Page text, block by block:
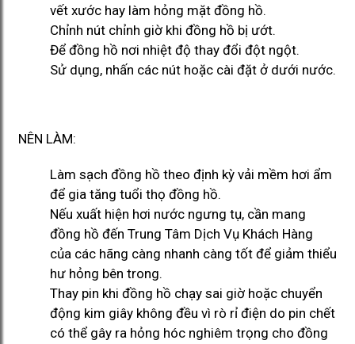
vết xước hay làm hỏng mặt đồng hồ.
Chỉnh nút chỉnh giờ khi đồng hồ bị ướt.
Để đồng hồ nơi nhiệt độ thay đổi đột ngột.
Sử dụng, nhấn các nút hoặc cài đặt ở dưới nước.
NÊN LÀM:
Làm sạch đồng hồ theo định kỳ vải mềm hơi ẩm
để gia tăng tuổi thọ đồng hồ.
Nếu xuất hiện hơi nước ngưng tụ, cần mang
đồng hồ đến Trung Tâm Dịch Vụ Khách Hàng
của các hãng càng nhanh càng tốt để giảm thiểu
hư hỏng bên trong.
Thay pin khi đồng hồ chạy sai giờ hoặc chuyển
động kim giây không đều vì rò rỉ điện do pin chết
có thể gây ra hỏng hóc nghiêm trọng cho đồng